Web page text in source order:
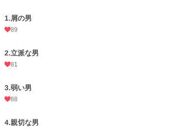
1.屑の男
89
2.立派な男
81
3.弱い男
88
4.親切な男